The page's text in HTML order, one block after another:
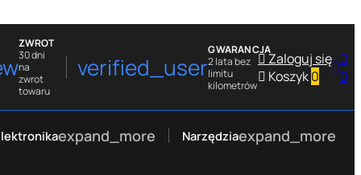
ZWROT
30 dni
na
zwrot
towaru
verified_user
GWARANCJA
2 lata bez
limitu
kilometrów
Zaloguj się
 Koszyk0 
0
expand_more Narzędziaexpand_more